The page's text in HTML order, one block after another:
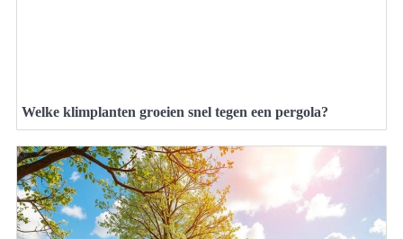
Welke klimplanten groeien snel tegen een pergola?